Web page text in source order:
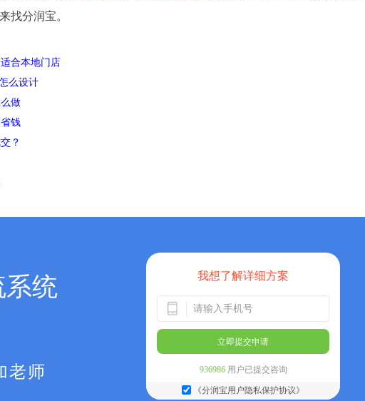
找分润宝。
合本地门店
么设计
做
钱
？
系统
老师
我想了解详细方案
立即提交申请
936986用户已提交咨询
《分润宝用户隐私保护协议》